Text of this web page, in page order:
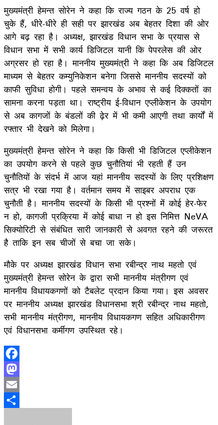
मुख्यमंत्री हेमन्त सोरेन ने कहा कि राज्य गठन के 25 वर्ष हो
चुके हैं, धीरे-धीरे ही सही पर झारखंड अब बेहतर दिशा की ओर
आगे बढ़ रहा है। अध्यक्ष, झारखंड विधान सभा के प्रयास से
विधान सभा में सभी कार्य डिजिटल यानी कि पेपरलेस की ओर
अग्रसर हो रहा है। माननीय मुख्यमंत्री ने कहा कि अब डिजिटल
माध्यम से बेहतर कम्युनिकेशन बनेगा जिससे माननीय सदस्यों को
काफी सुविधा होगी। पहले समन्वय के अभाव से कई दिक्कतों का
सामना करना पड़ता था। राष्ट्रीय ई-विधान एप्लीकेशन के उपयोग
से अब कागजों के बंडलों की ढ़ेर में भी कमी आएगी तथा कार्यों में
रफ्तार भी देखने को मिलेगा।
मुख्यमंत्री हेमन्त सोरेन ने कहा कि किसी भी डिजिटल एप्लीकेशन
का उपयोग करने से पहले कुछ चुनौतियां भी रहती हैं उन
चुनौतियों के संदर्भ में आज यहां माननीय सदस्यों के लिए प्रशिक्षण
सत्र भी रखा गया है। वर्तमान समय में साइबर अपराध एक
चुनौती है। माननीय सदस्यों के किसी भी प्रश्नों में कोई हेर-फेर
न हो, कागजी प्रक्रिया में कोई बाधा न हो इस निमित्त NeVA
सिक्योरिटी से संबंधित सारी जानकारी से अवगत रहने की जरूरत
है ताकि इन सब चीजों से बचा जा सके।
मौके पर अध्यक्ष झारखंड विधान सभा रबीन्द्र नाथ महतो एवं
मुख्यमंत्री हेमन्त सोरेन के द्वारा सभी माननीय मंत्रीगण एवं
माननीय विधायकगणों को टैबलेट प्रदान किया गया। इस अवसर
पर माननीय अध्यक्ष झारखंड विधानसभा श्री रबीन्द्र नाथ महतो,
सभी माननीय मंत्रीगण, माननीय विधायकगण सहित अधिकारीगण
एवं विधानसभा कर्मीगण उपस्थित रहे।
Facebook
Mastodon
Email